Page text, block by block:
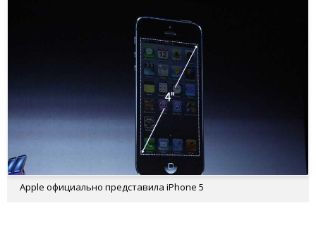
Apple официально представила iPhone 5